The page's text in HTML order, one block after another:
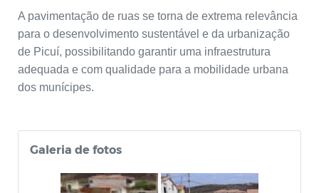
A pavimentação de ruas se torna de extrema relevância
para o desenvolvimento sustentável e da urbanização
de Picuí, possibilitando garantir uma infraestrutura
adequada e com qualidade para a mobilidade urbana
dos munícipes.
Galeria de fotos